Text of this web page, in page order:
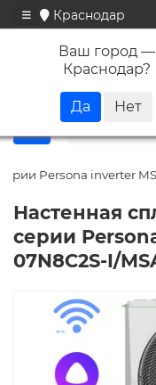
Краснодар
Ваш город —
Краснодар?
Persona inverter
Настенная
серии
07N8C2S-I/